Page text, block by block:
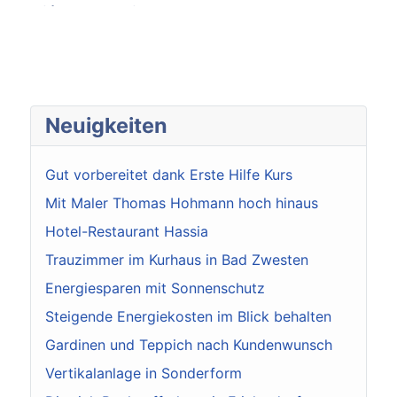
Sicht- und Sonnenschutz
haben...
Neuigkeiten
Gut vorbereitet dank Erste Hilfe Kurs
Mit Maler Thomas Hohmann hoch hinaus
Hotel-Restaurant Hassia
Trauzimmer im Kurhaus in Bad Zwesten
Energiesparen mit Sonnenschutz
Steigende Energiekosten im Blick behalten
Gardinen und Teppich nach Kundenwunsch
Vertikalanlage in Sonderform